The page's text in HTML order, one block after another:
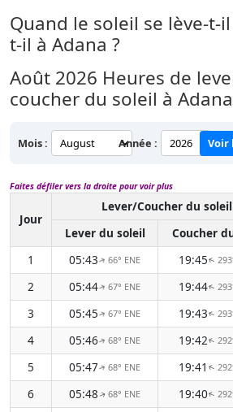
Quand le soleil se lève-t-
t-il à Adana ?
Août 2026 Heures de
coucher du soleil à Adana
Mois : Année : Voir
Faites défiler vers la droite pour voir plus
Jour
Lever/Coucher du soleil
Lever du soleil
Coucher
1
05:43↑66° ENE 19:45↑
2
05:44↑67° ENE 19:44↑
3
05:45↑67° ENE 19:43↑
4
05:46↑68° ENE 19:42↑
5
05:47↑68° ENE 19:41 ↑
6
05:48↑68° ENE 19:40↑